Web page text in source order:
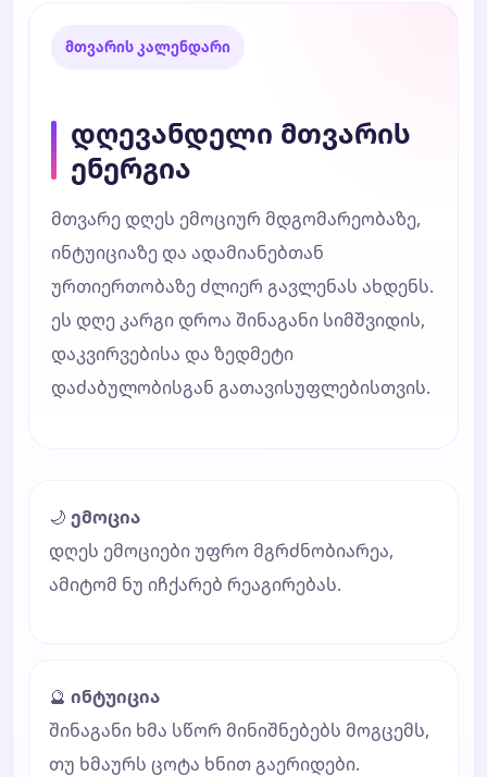
მთვარის კალენდარი
დღევანდელი მთვარის
ენერგია
მთვარე დღეს ემოციურ მდგომარეობაზე,
ინტუიციაზე და ადამიანებთან
ურთიერთობაზე ძლიერ გავლენას ახდენს.
ეს დღე კარგი დროა შინაგანი სიმშვიდის,
დაკვირვებისა და ზედმეტი
დაძაბულობისგან გათავისუფლებისთვის.
🌙 ემოცია
დღეს ემოციები უფრო მგრძნობიარეა,
ამიტომ ნუ იჩქარებ რეაგირებას.
🔮 ინტუიცია
შინაგანი ხმა სწორ მინიშნებებს მოგცემს,
თუ ხმაურს ცოტა ხნით გაერიდები.